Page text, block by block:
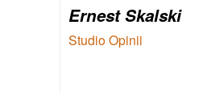
Ernest Skalski
Studio Opinii